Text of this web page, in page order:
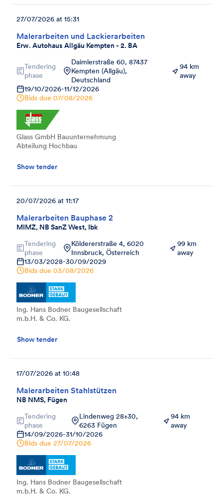
Malerarbeiten und Lackierarbeiten
Erw. Autohaus Allgäu Kempten - 2. BA
27/07/2026 at 15:31
Tendering
phase
Daimlerstraße 60, 87437
Kempten (Allgäu),
Deutschland
94 km
away
19/10/2026-11/12/2026
Bids due 07/08/2026
Glass GmbH Bauunternehmung
Abteilung Hochbau
Show tender
Malerarbeiten Bauphase 2
MIMZ, NB SanZ West, Ibk
20/07/2026 at 11:17
Tendering
phase
Köldererstraße 4, 6020
Innsbruck, Österreich
99 km
away
13/03/2028-30/09/2029
Bids due 03/08/2026
Ing. Hans Bodner Baugesellschaft
m.b.H. & Co. KG.
Show tender
Malerarbeiten Stahlstützen
NB NMS, Fügen
17/07/2026 at 10:48
Tendering
phase
Lindenweg 28+30,
6263 Fügen
94 km
away
14/09/2026-31/10/2026
Bids due 27/07/2026
Ing. Hans Bodner Baugesellschaft
m.b.H. & Co. KG.